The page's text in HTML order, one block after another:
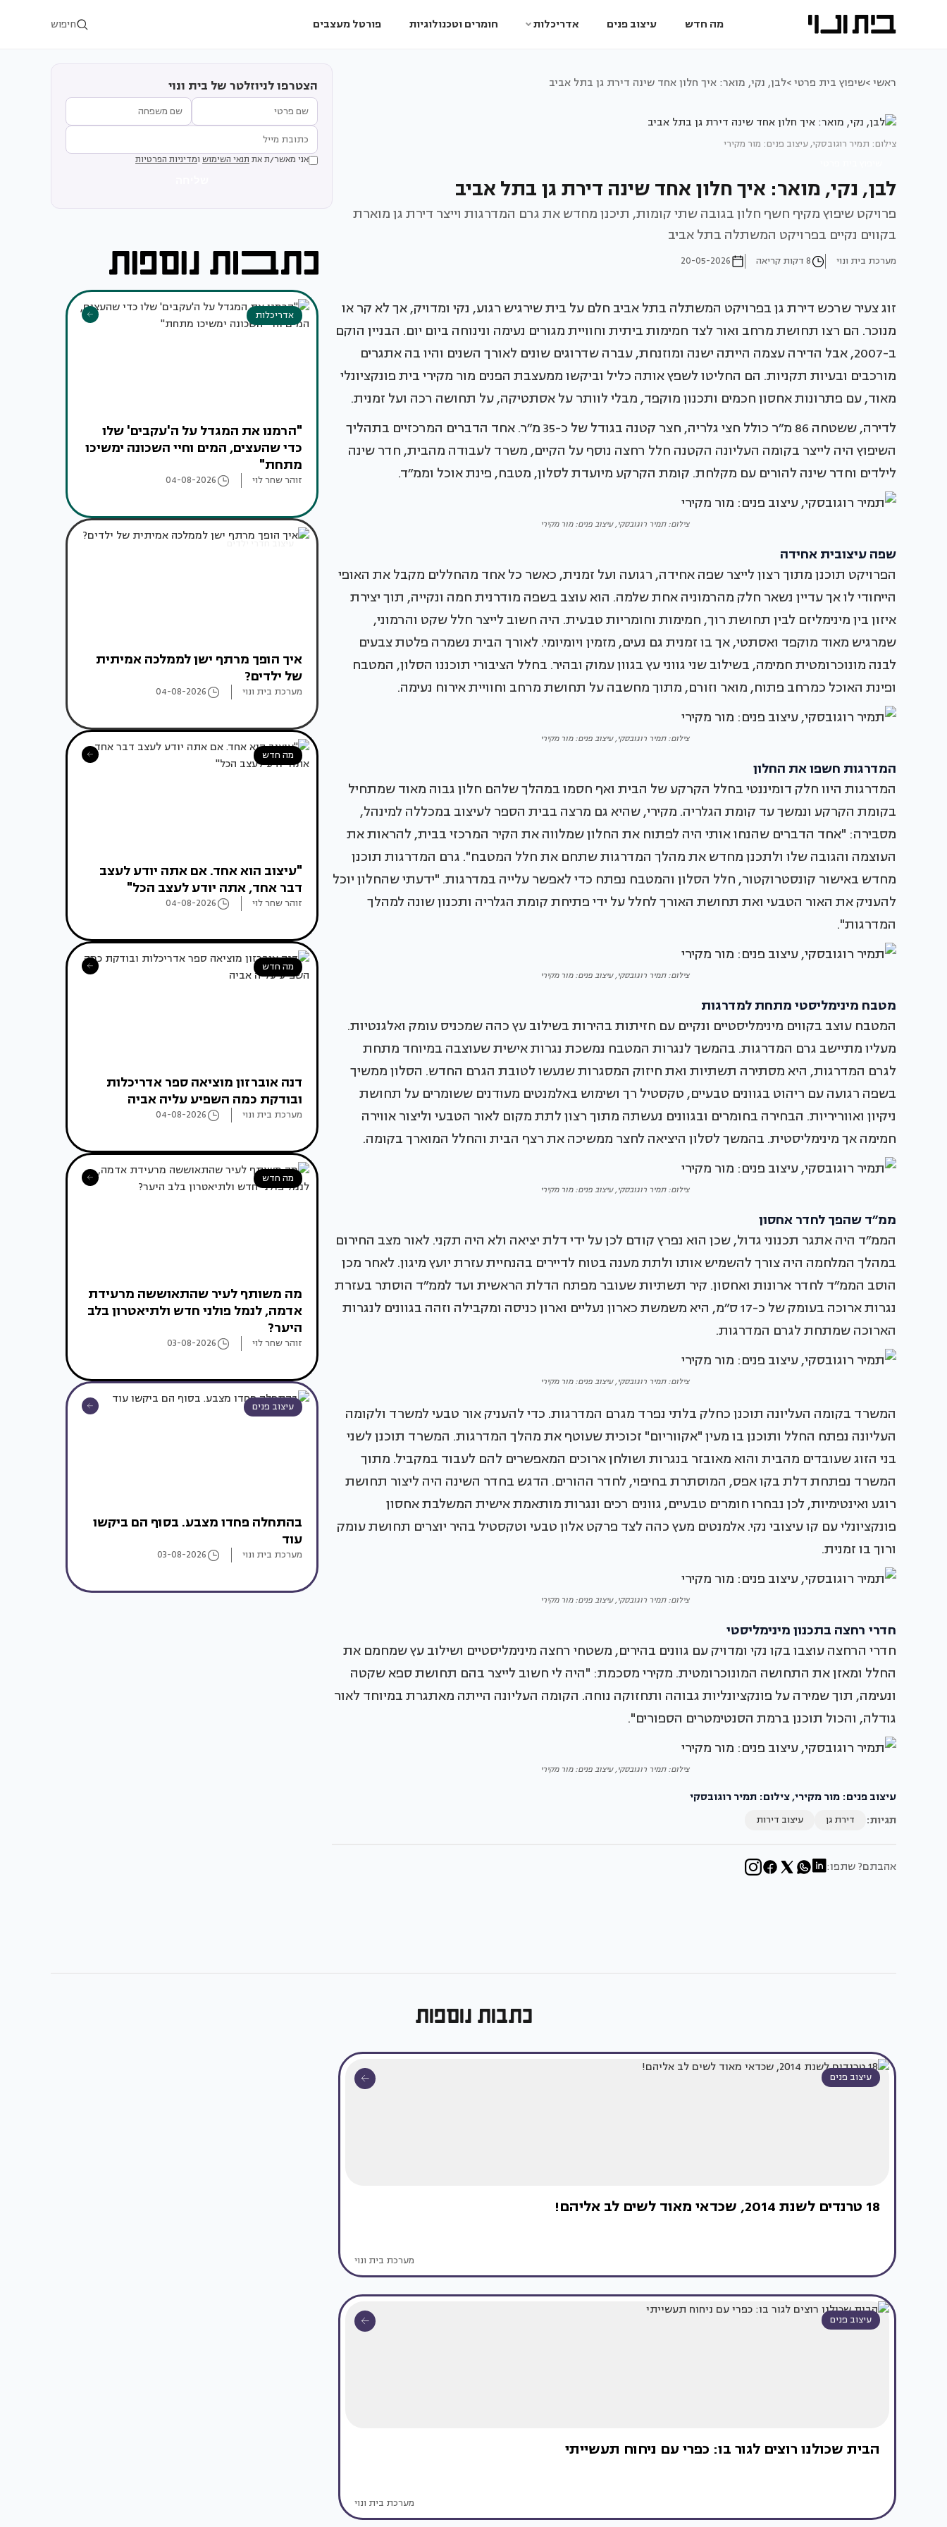
מה חדש עיצוב פנים אדריכלות חומרים וטכנולוגיות פורטל מעצבים חיפוש
ראשי >שיפוץ בית פרטי >לבן, נקי, מואר: איך חלון אחד שינה דירת גן בתל אביב
צילום: תמיר רוגובסקי, עיצוב פנים: מור מקירי
לבן, נקי, מואר: איך חלון אחד שינה דירת גן בתל אביב
פרויקט שיפוץ מקיף חשף חלון בגובה שתי קומות, תיכנן מחדש את גרם המדרגות וייצר דירת גן מוארת
בקווים נקיים בפרויקט המשתלה בתל אביב
מערכת בית ונוי 8 דקות קריאה 20-05-2026
זוג צעיר שרכש דירת גן בפרויקט המשתלה בתל אביב חלם על בית שירגיש רגוע, נקי ומדויק, אך לא קר או
מנוכר. הם רצו תחושת מרחב ואור לצד חמימות ביתית וחוויית מגורים נעימה ונינוחה ביום יום. הבניין הוקם
ב-2007, אבל הדירה עצמה הייתה ישנה ומוזנחת, עברה שדרוגים שונים לאורך השנים והיו בה אתגרים
מורכבים ובעיות תקניות. הם החליטו לשפץ אותה כליל וביקשו ממעצבת הפנים מור מקירי בית פונקציונלי
מאוד, עם פתרונות אחסון חכמים ותכנון מוקפד, מבלי לוותר על אסתטיקה, על תחושה רכה ועל זמנית.
לדירה, ששטחה 86 מ״ר כולל חצי גלריה, חצר קטנה בגודל של כ-35 מ״ר. אחד הדברים המרכזיים בתהליך
השיפוץ היה לייצר בקומה העליונה הקטנה חלל רחצה נוסף על הקיים, משרד לעבודה מהבית, חדר שינה
לילדים וחדר שינה להורים עם מקלחת. קומת הקרקע מיועדת לסלון, מטבח, פינת אוכל וממ״ד.
צילום: תמיר רוגובסקי, עיצוב פנים: מור מקירי
שפה עיצובית אחידה
הפרויקט תוכנן מתוך רצון לייצר שפה אחידה, רגועה ועל זמנית, כאשר כל אחד מהחללים מקבל את האופי
הייחודי לו אך עדיין נשאר חלק מהרמוניה אחת שלמה. הוא עוצב בשפה מודרנית חמה ונקייה, תוך יצירת
איזון בין מינימליזם לבין תחושת רוך, חמימות וחומריות טבעית. היה חשוב לייצר חלל שקט והרמוני,
שמרגיש מאוד מוקפד ואסתטי, אך בו זמנית גם נעים, מזמין ויומיומי. לאורך הבית נשמרה פלטת צבעים
לבנה מונוכרומטית חמימה, בשילוב שני גווני עץ בגוון עמוק ובהיר. בחלל הציבורי תוכננו הסלון, המטבח
ופינת האוכל כמרחב פתוח, מואר וזורם, מתוך מחשבה על תחושת מרחב וחוויית אירוח נעימה.
צילום: תמיר רוגובסקי, עיצוב פנים: מור מקירי
המדרגות חשפו את החלון
המדרגות היוו חלק דומיננטי בחלל הקרקע של הבית ואף חסמו במהלך שלהם חלון גבוה מאוד שמתחיל
בקומת הקרקע ונמשך עד קומת הגלריה. מקירי, שהיא גם מרצה בבית הספר לעיצוב במכללה למינהל,
מסבירה: "אחד הדברים שהנחו אותי היה לפתוח את החלון שמלווה את הקיר המרכזי בבית, להראות את
העוצמה והגובה שלו ולתכנן מחדש את מהלך המדרגות שתחם את חלל המטבח". גרם המדרגות תוכנן
מחדש באישור קונסטרוקטור, חלל הסלון והמטבח נפתח כדי לאפשר עלייה במדרגות. "ידעתי שהחלון יוכל
להעניק את האור הטבעי ואת תחושת האורך לחלל על ידי פתיחת קומת הגלריה ותכנון שונה למהלך
המדרגות".
צילום: תמיר רוגובסקי, עיצוב פנים: מור מקירי
מטבח מינימליסטי מתחת למדרגות
המטבח עוצב בקווים מינימליסטיים ונקיים עם חזיתות בהירות בשילוב עץ כהה שמכניס עומק ואלגנטיות.
מעליו מתיישב גרם המדרגות. בהמשך לנגרות המטבח נמשכת נגרות אישית שעוצבה במיוחד מתחת
לגרם המדרגות, היא מסתירה תשתיות ואת חיזוק המסגרות שנעשו לטובת הגרם החדש. הסלון ממשיך
בשפה רגועה עם ריהוט בגוונים טבעיים, טקסטיל רך ושימוש באלמנטים מעודנים ששומרים על תחושת
ניקיון ואווריריות. הבחירה בחומרים ובגוונים נעשתה מתוך רצון לתת מקום לאור הטבעי וליצור אווירה
חמימה אך מינימליסטית. בהמשך לסלון היציאה לחצר ממשיכה את רצף הבית והחלל המוארך בקומה.
צילום: תמיר רוגובסקי, עיצוב פנים: מור מקירי
ממ״ד שהפך לחדר אחסון
הממ״ד היה אתגר תכנוני גדול, שכן הוא נפרץ קודם לכן על ידי דלת יציאה ולא היה תקני. לאור מצב החירום
במהלך המלחמה היה צורך להשמיש אותו ולתת מענה בטוח לדיירים בהנחיית עזרת יועץ מיגון. לאחר מכן
הוסב הממ״ד לחדר ארונות ואחסון. קיר תשתיות שעובר מפתח הדלת הראשית ועד לממ״ד הוסתר בעזרת
נגרות ארוכה בעומק של כ-17 ס״מ, היא משמשת כארון נעליים וארון כניסה ומקבילה וזהה בגוונים לנגרות
הארוכה שמתחת לגרם המדרגות.
צילום: תמיר רוגובסקי, עיצוב פנים: מור מקירי
המשרד בקומה העליונה תוכנן כחלק בלתי נפרד מגרם המדרגות. כדי להעניק אור טבעי למשרד ולקומה
העליונה נפתח החלל ותוכנן בו מעין "אקווריום" זכוכית שעוטף את מהלך המדרגות. המשרד תוכנן לשני
בני הזוג שעובדים מהבית והוא מאובזר בנגרות ושולחן ארוכים המאפשרים להם לעבוד במקביל. מתוך
המשרד נפתחת דלת בקו אפס, המוסתרת בחיפוי, לחדר ההורים. הדגש בחדר השינה היה ליצור תחושת
רוגע ואינטימיות, לכן נבחרו חומרים טבעיים, גוונים רכים ונגרות מותאמת אישית המשלבת אחסון
פונקציונלי עם קו עיצובי נקי. אלמנטים מעץ כהה לצד פרקט אלון טבעי וטקסטיל בהיר יוצרים תחושת עומק
ורוך בו זמנית.
צילום: תמיר רוגובסקי, עיצוב פנים: מור מקירי
חדרי רחצה בתכנון מינימליסטי
חדרי הרחצה עוצבו בקו נקי ומדויק עם גוונים בהירים, משטחי רחצה מינימליסטיים ושילוב עץ שמחמם את
החלל ומאזן את התחושה המונוכרומטית. מקירי מסכמת: "היה לי חשוב לייצר בהם תחושת ספא שקטה
ונעימה, תוך שמירה על פונקציונליות גבוהה ותחזוקה נוחה. הקומה העליונה הייתה מאתגרת במיוחד לאור
גודלה, והכול תוכנן ברמת הסנטימטרים הספורים".
צילום: תמיר רוגובסקי, עיצוב פנים: מור מקירי
עיצוב פנים: מור מקירי, צילום: תמיר רוגובסקי
תגיות:
דירת גן עיצוב דירות
אהבתם? שתפו:
הצטרפו לניוזלטר של בית ונוי
אני מאשר/ת את תנאי השימוש ומדיניות הפרטיות
אדריכלות
"הרמנו את המגדל על ה'עקבים' שלו
כדי שהעצים, המים וחיי השכונה ימשיכו
מתחת"
זוהר שחר לוי 04-08-2026
עיצוב חדרי ילדים
איך הופך מרתף ישן לממלכה אמיתית
של ילדים?
מערכת בית ונוי 04-08-2026
מה חדש
"עיצוב הוא אחד. אם אתה יודע לעצב
דבר אחד, אתה יודע לעצב הכל"
זוהר שחר לוי 04-08-2026
מה חדש
דנה אוברזון מוציאה ספר אדריכלות
ובודקת כמה השפיע עליה אביה
מערכת בית ונוי 04-08-2026
מה חדש
מה משותף לעיר שהתאוששה מרעידת
אדמה, לנמל פולני חדש ולתיאטרון בלב
היער?
זוהר שחר לוי 03-08-2026
עיצוב פנים
בהתחלה פחדו מצבע. בסוף הם ביקשו
עוד
מערכת בית ונוי 03-08-2026
כתבות נוספות
עיצוב פנים
18 טרנדים לשנת 2014, שכדאי מאוד לשים לב אליהם!
מערכת בית ונוי
עיצוב פנים
הבית שכולנו רוצים לגור בו: כפרי עם ניחוח תעשייתי
מערכת בית ונוי